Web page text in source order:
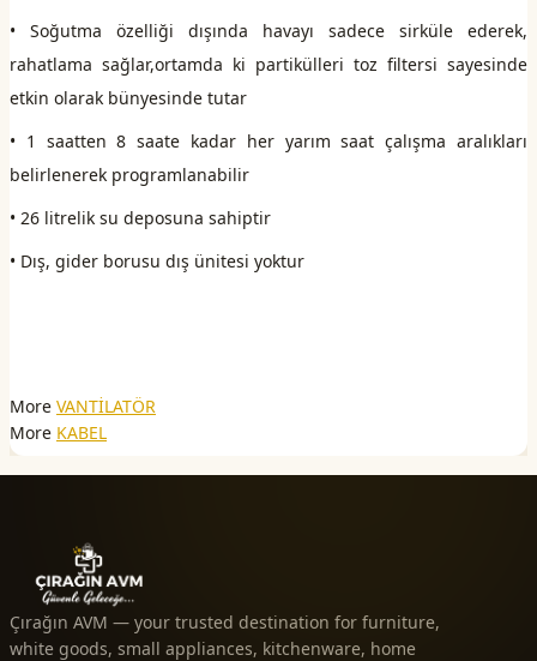
• Soğutma özelliği dışında havayı sadece sirküle ederek,
rahatlama sağlar,ortamda ki partikülleri toz filtersi sayesinde
etkin olarak bünyesinde tutar
• 1 saatten 8 saate kadar her yarım saat çalışma aralıkları
belirlenerek programlanabilir
• 26 litrelik su deposuna sahiptir
• Dış, gider borusu dış ünitesi yoktur
More VANTİLATÖR
More KABEL
Çırağın AVM — your trusted destination for furniture,
white goods, small appliances, kitchenware, home